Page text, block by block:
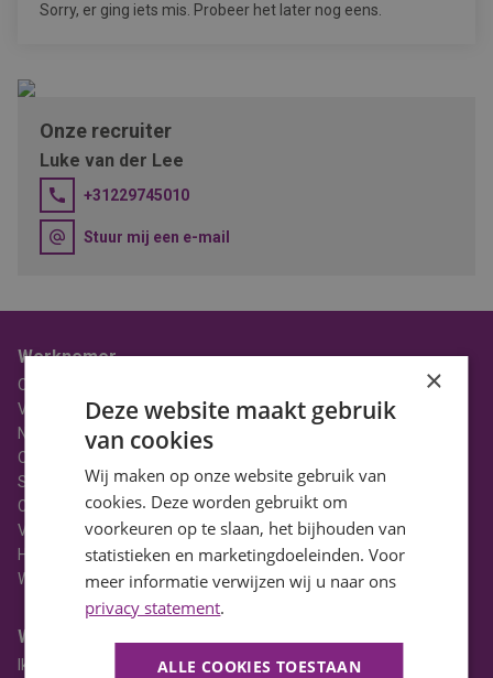
Sorry, er ging iets mis. Probeer het later nog eens.
Onze recruiter
Luke van der Lee
+31229745010
Stuur mij een e-mail
Werknemer
Over BaanBereik
Vacatures
Nieuws
Ons Team
Stages
Contact
Vacatures in Noord-Holland
HBO Vacatures
WO Vacatures
Werkgever
Ik heb een vacature
×
Deze website maakt gebruik
van cookies
Wij maken op onze website gebruik van
cookies. Deze worden gebruikt om
voorkeuren op te slaan, het bijhouden van
statistieken en marketingdoeleinden. Voor
meer informatie verwijzen wij u naar ons
privacy statement.
ALLE COOKIES TOESTAAN